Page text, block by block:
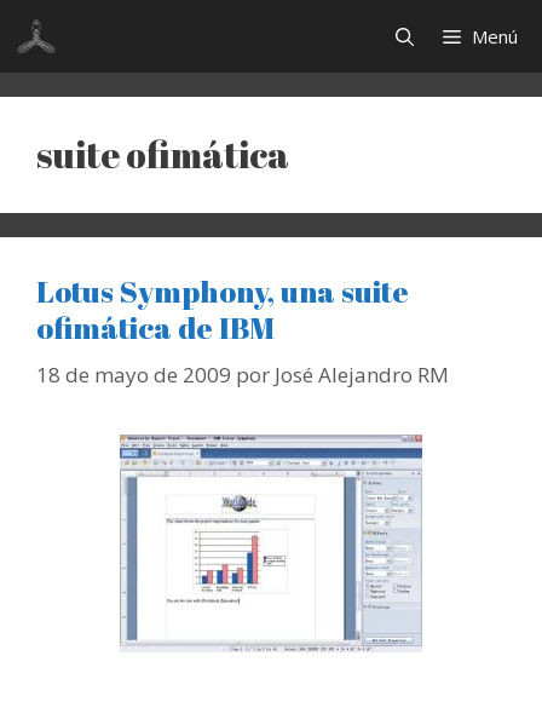
Saltar
contenido
Menú
suite ofimática
Lotus Symphony, una suite
ofimática de IBM
18 de mayo de 2009 por José Alejandro RM